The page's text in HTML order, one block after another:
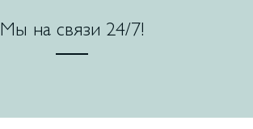
Мы на связи 24/7!